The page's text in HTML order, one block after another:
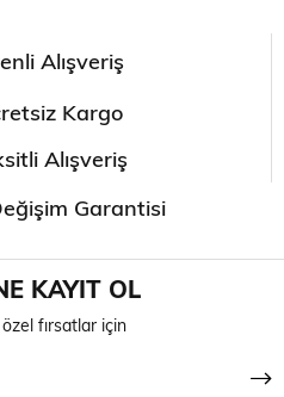
Alışveriş
Kargo
Alışveriş
Garantisi
KAYIT OL
fırsatlar için